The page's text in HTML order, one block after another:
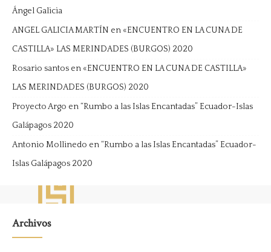
Ángel Galicia
ANGEL GALICIA MARTÍN en«ENCUENTRO EN LA CUNA DE
CASTILLA» LAS MERINDADES (BURGOS) 2020
Rosario santos en«ENCUENTRO EN LA CUNA DE CASTILLA»
LAS MERINDADES (BURGOS) 2020
Proyecto Argo en“Rumbo a las Islas Encantadas” Ecuador-Islas
Galápagos 2020
Antonio Mollinedo en“Rumbo a las Islas Encantadas” Ecuador-
Islas Galápagos 2020
ArchivosArchivos